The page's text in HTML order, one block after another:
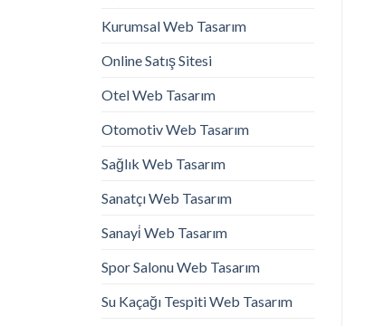
Kurumsal Web Tasarım
Online Satış Sitesi
Otel Web Tasarım
Otomotiv Web Tasarım
Sağlık Web Tasarım
Sanatçı Web Tasarım
Sanayi̇ Web Tasarım
Spor Salonu Web Tasarım
Su Kaçağı Tespiti Web Tasarım